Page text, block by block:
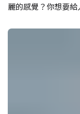
麗的感覺？你想要